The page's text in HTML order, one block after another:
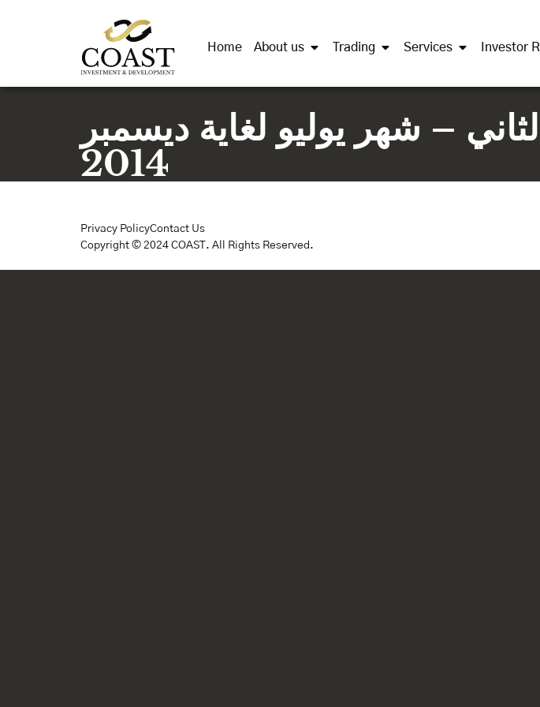
Home About us Trading Services Investor
– شهر يوليو لغاية ديسمبر
2014
Privacy PolicyContact Us
Copyright © 2024 COAST. All Rights Reserved.